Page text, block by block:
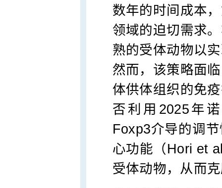
数年的时间成本
领域的迫切需求
熟的受体动物以
然而，该策略面
体供体组织的免
否利用2025年
Foxp3介导的调
心功能（Hori et
受体动物，从而